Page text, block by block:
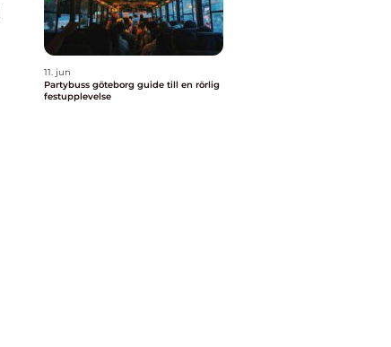
11. jun
Partybuss göteborg guide till en rörlig
festupplevelse